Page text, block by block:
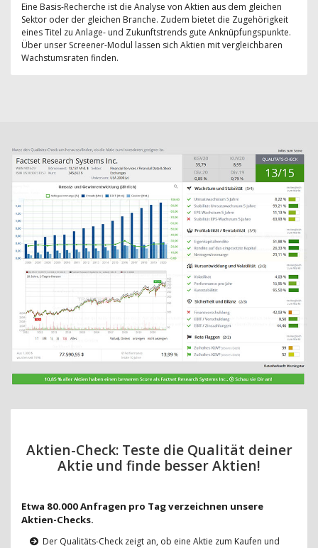
Eine Basis-Recherche ist die Analyse von Aktien aus dem gleichen
Sektor oder der gleichen Branche. Zudem bietet die Zugehörigkeit
eines Titel zu Anlage- und Zukunftstrends gute Anknüpfungspunkte.
Über unser Screener-Modul lassen sich Aktien mit vergleichbaren
Wachstumsraten finden.
Aktien-Check: Teste die Qualität deiner
Aktie und finde besser Aktien!
Etwa 80.000 Anfragen pro Tag verzeichnen unsere
Aktien-Checks.
Der Qualitäts-Check zeigt an, ob eine Aktie zum Kaufen und